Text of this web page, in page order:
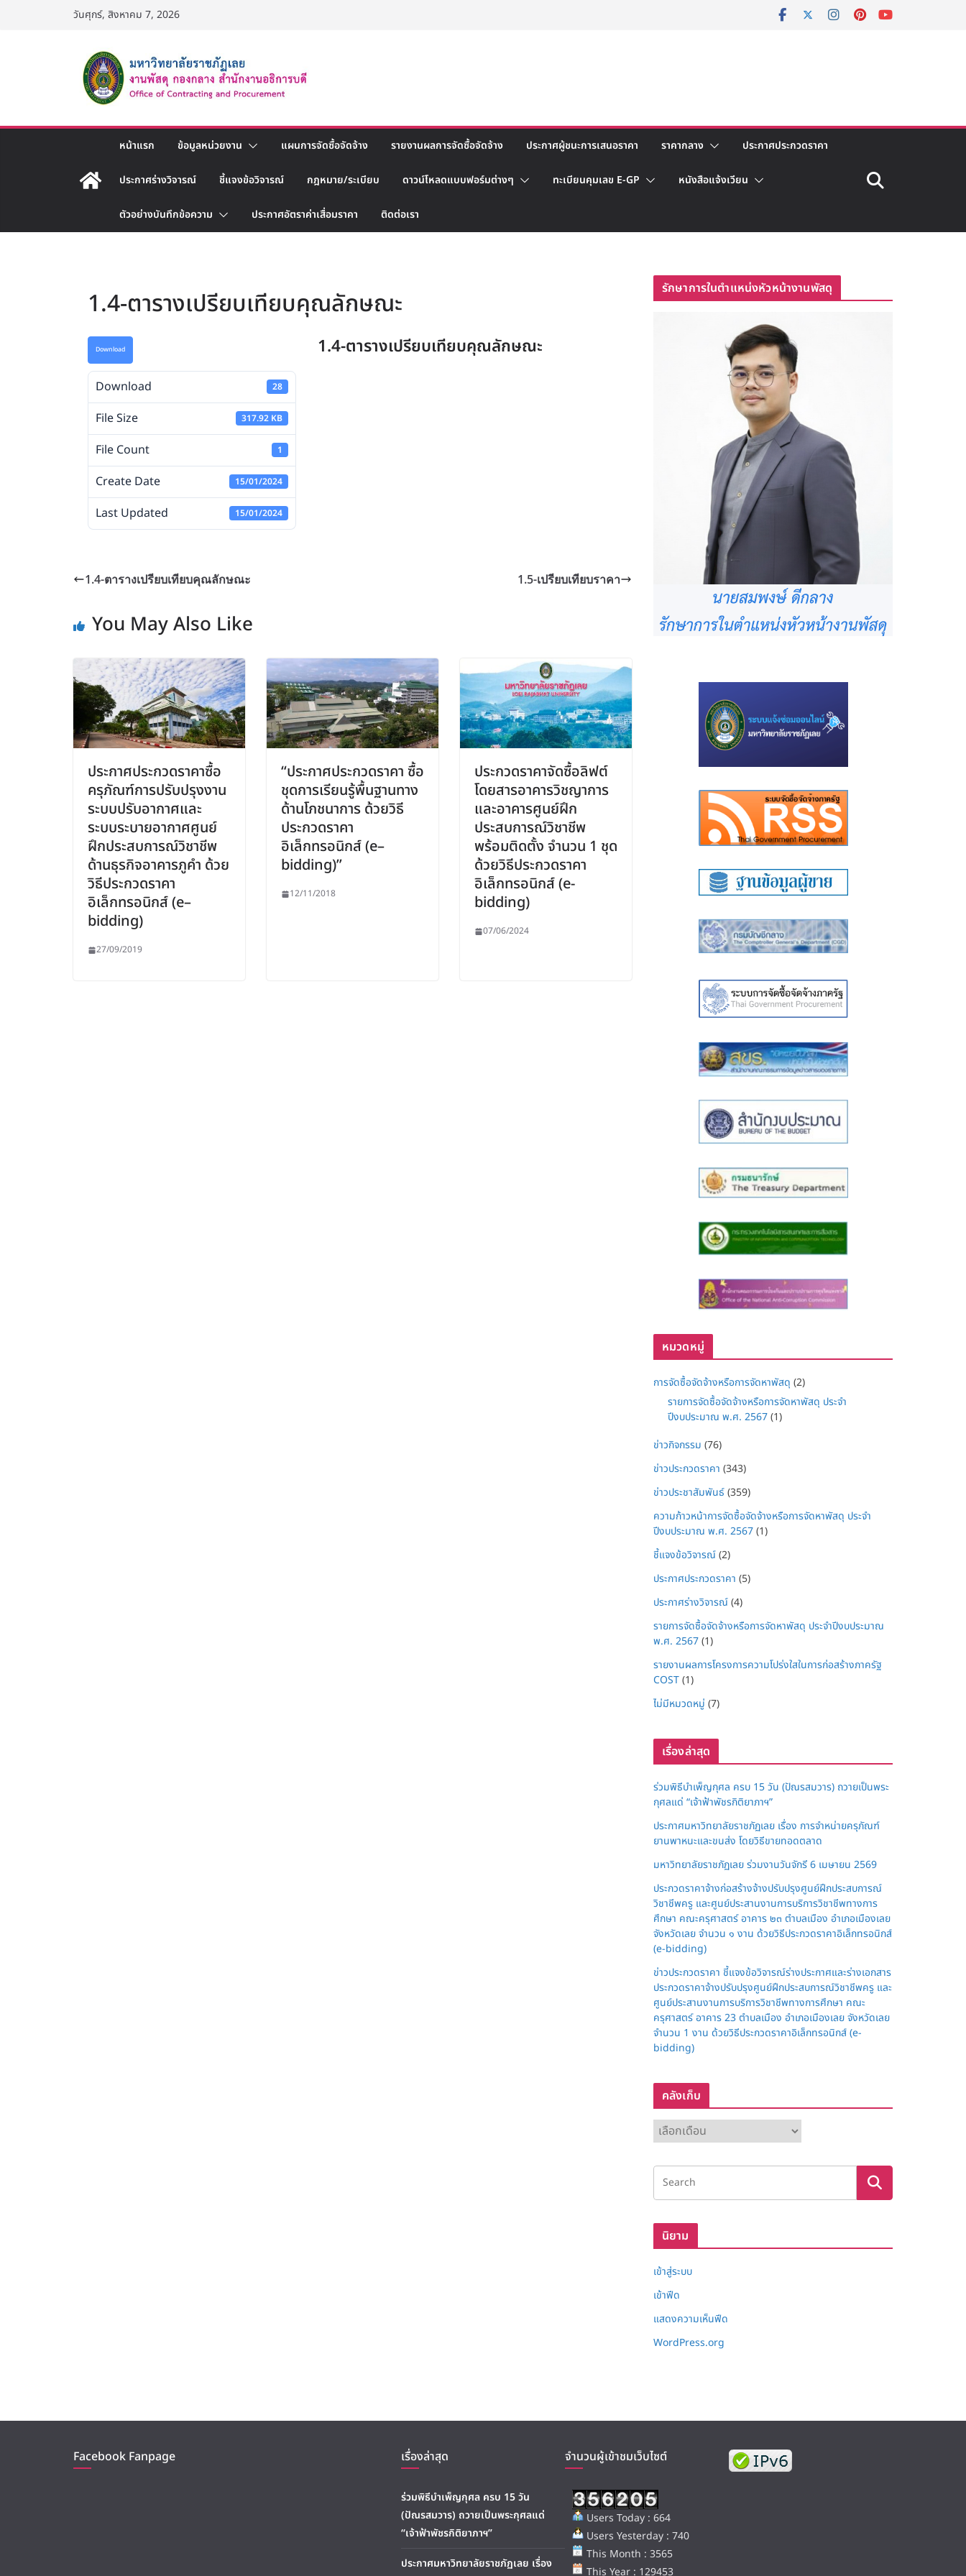
วันศุกร์, สิงหาคม 7, 2026
หน้าแรก ข้อมูลหน่วยงาน แผนการจัดซื้อจัดจ้าง รายงานผลการจัดซื้อจัดจ้าง ประกาศผู้ชนะการเสนอราคา ราคากลาง ประกาศประกวดราคา
ประกาศร่างวิจารณ์ ชี้แจงข้อวิจารณ์ กฎหมาย/ระเบียบ ดาวน์โหลดแบบฟอร์มต่างๆ ทะเบียนคุมเลข E-GP หนังสือแจ้งเวียน
ตัวอย่างบันทึกข้อความ ประกาศอัตราค่าเสื่อมราคา ติดต่อเรา
1.4-ตารางเปรียบเทียบคุณลักษณะ
Download
Download 28
File Size 317.92 KB
File Count 1
Create Date 15/01/2024
Last Updated 15/01/2024
1.4-ตารางเปรียบเทียบคุณลักษณะ
1.4-ตารางเปรียบเทียบคุณลักษณะ 1.5-เปรียบเทียบราคา
You May Also Like
ประกาศประกวดราคาซื้อ
ครุภัณฑ์การปรับปรุงงาน
ระบบปรับอากาศและ
ระบบระบายอากาศศูนย์
ฝึกประสบการณ์วิชาชีพ
ด้านธุรกิจอาคารภูคำ ด้วย
วิธีประกวดราคา
อิเล็กทรอนิกส์ (e–
bidding)
27/09/2019
“ประกาศประกวดราคา ซื้อ
ชุดการเรียนรู้พื้นฐานทาง
ด้านโภชนาการ ด้วยวิธี
ประกวดราคา
อิเล็กทรอนิกส์ (e–
bidding)”
12/11/2018
ประกวดราคาจัดซื้อลิฟต์
โดยสารอาคารวิชญาการ
และอาคารศูนย์ฝึก
ประสบการณ์วิชาชีพ
พร้อมติดตั้ง จำนวน 1 ชุด
ด้วยวิธีประกวดราคา
อิเล็กทรอนิกส์ (e-
bidding)
07/06/2024
รักษาการในตำแหน่งหัวหน้างานพัสดุ
หมวดหมู่
การจัดซื้อจัดจ้างหรือการจัดหาพัสดุ (2)
รายการจัดซื้อจัดจ้างหรือการจัดหาพัสดุ ประจำ
ปีงบประมาณ พ.ศ. 2567(1)
ข่าวกิจกรรม (76)
ข่าวประกวดราคา (343)
ข่าวประชาสัมพันธ์(359)
ความก้าวหน้าการจัดซื้อจัดจ้างหรือการจัดหาพัสดุ ประจำ
ปีงบประมาณ พ.ศ. 2567(1)
ชี้แจงข้อวิจารณ์(2)
ประกาศประกวดราคา (5)
ประกาศร่างวิจารณ์(4)
รายการจัดซื้อจัดจ้างหรือการจัดหาพัสดุ ประจำปีงบประมาณ
พ.ศ. 2567(1)
รายงานผลการโครงการความโปร่งใสในการก่อสร้างภาครัฐ
COST(1)
ไม่มีหมวดหมู่ (7)
เรื่องล่าสุด
ร่วมพิธีบำเพ็ญกุศล ครบ 15 วัน (ปัณรสมวาร) ถวายเป็นพระ
กุศลแด่ “เจ้าฟ้าพัชรกิติยาภาฯ”
ประกาศมหาวิทยาลัยราชภัฏเลย เรื่อง การจำหน่ายครุภัณฑ์
ยานพาหนะและขนส่ง โดยวิธีขายทอดตลาด
มหาวิทยาลัยราชภัฏเลย ร่วมงานวันจักรี 6 เมษายน 2569
ประกวดราคาจ้างก่อสร้างจ้างปรับปรุงศูนย์ฝึกประสบการณ์
วิชาชีพครู และศูนย์ประสานงานการบริการวิชาชีพทางการ
ศึกษา คณะครุศาสตร์ อาคาร ๒๓ ตำบลเมือง อำเภอเมืองเลย
จังหวัดเลย จำนวน ๑ งาน ด้วยวิธีประกวดราคาอิเล็กทรอนิกส์
(e-bidding)
ข่าวประกวดราคา ชี้แจงข้อวิจารณ์ร่างประกาศและร่างเอกสาร
ประกวดราคาจ้างปรับปรุงศูนย์ฝึกประสบการณ์วิชาชีพครู และ
ศูนย์ประสานงานการบริการวิชาชีพทางการศึกษา คณะ
ครุศาสตร์ อาคาร 23 ตำบลเมือง อำเภอเมืองเลย จังหวัดเลย
จำนวน 1 งาน ด้วยวิธีประกวดราคาอิเล็กทรอนิกส์ (e-
bidding)
คลังเก็บ
ลั
ง
ก็
นิยาม
เข้าสู่ระบบ
เข้าฟีด
แสดงความเห็นฟีด
WordPress.org
Facebook Fanpage เรื่องล่าสุด
ร่วมพิธีบำเพ็ญกุศล ครบ 15 วัน
(ปัณรสมวาร) ถวายเป็นพระกุศลแด่
“เจ้าฟ้าพัชรกิติยาภาฯ”
ประกาศมหาวิทยาลัยราชภัฏเลย เรื่อง
จำนวนผู้เข้าชมเว็บไซต์
Users Today : 664
Users Yesterday : 740
This Month : 3565
This Year : 129453